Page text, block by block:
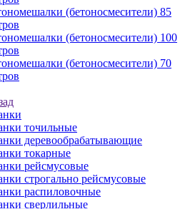
(бетоносмесители) 85
(бетоносмесители) 100
(бетоносмесители) 70
точильные
деревообрабатывающие
токарные
рейсмусовые
строгально рейсмусовые
распиловочные
сверлильные